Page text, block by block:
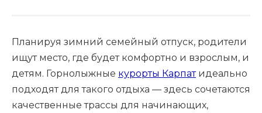
Планируя зимний семейный отпуск, родители
ищут место, где будет комфортно и взрослым, и
детям. Горнолыжные курорты Карпатидеально
подходят для такого отдыха — здесь сочетаются
качественные трассы для начинающих,